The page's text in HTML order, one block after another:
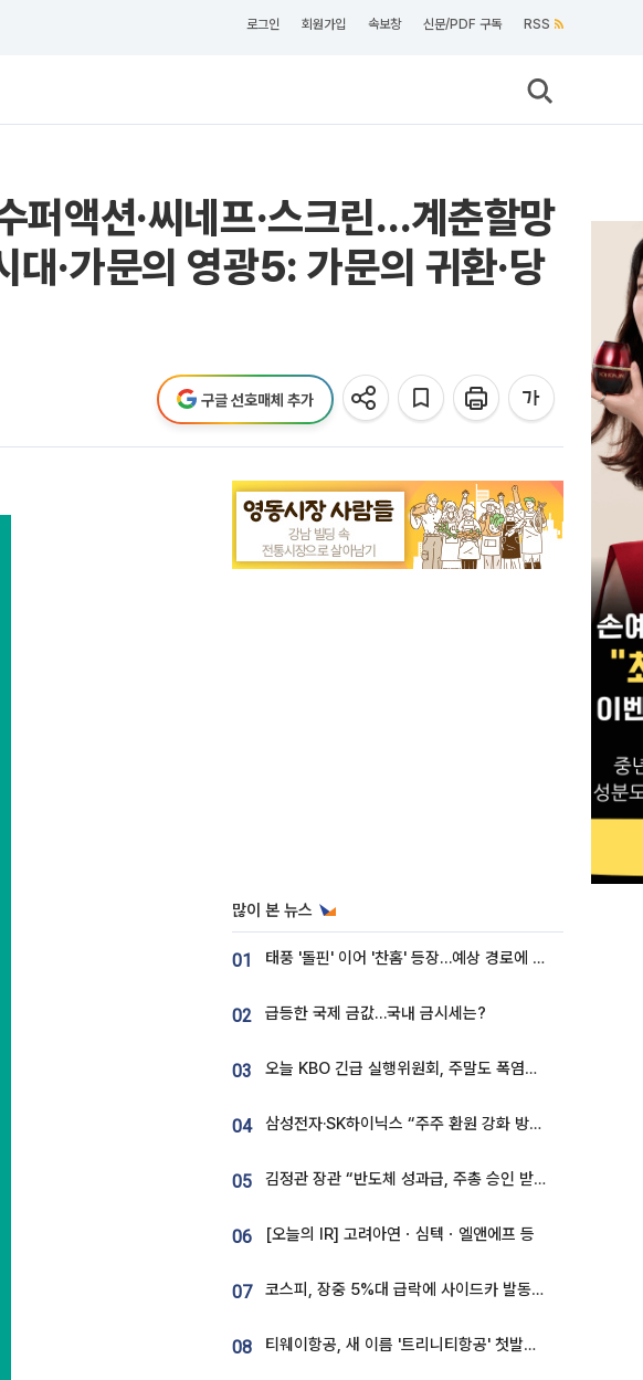
로그인 회원가입 속보창 신문/PDF 구독 RSS
액션·씨네프·스크린…계춘할망
대·가문의 영광5: 가문의 귀환·당
구글 선호매체 추가
많이 본 뉴스
01 태풍 '돌핀' 이어 '찬홈' 등장…예상 경로에 한국 '한숨'
02 급등한 국제 금값…국내 금시세는?
03 오늘 KBO 긴급 실행위원회, 주말도 폭염취소 될까
04 삼성전자·SK하이닉스 “주주 환원 강화 방안 마련”
05 김정관 장관 “반도체 성과급, 주총 승인 받도록”…상법·자본시장법 개정 시사
06 [오늘의 IR] 고려아연ㆍ심텍ㆍ엘앤에프 등
07 코스피, 장중 5%대 급락에 사이드카 발동…삼성·SK 동반 폭락
08 티웨이항공, 새 이름 '트리니티항공' 첫발…SSC 전략 본격화